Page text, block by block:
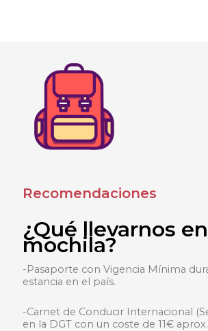
Recomendaciones
¿Qué llevarnos
mochila?
-Pasaporte con Vigencia Mínima
estancia en el país.
-Carnet de Conducir Internacional
en la DGT con un coste de 11€